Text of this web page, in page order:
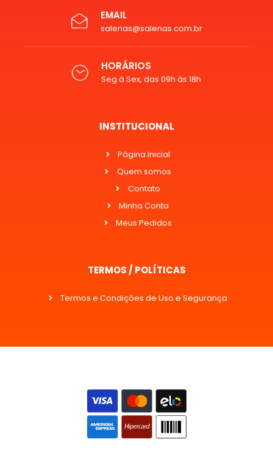
EMAIL
salenas@salenas.com.br
HORÁRIOS
Seg à Sex, das 09h às 18h
INSTITUCIONAL
Página Inicial
Quem somos
Contato
Minha Conta
Meus Pedidos
TERMOS / POLÍTICAS
Termos e Condições de Uso e Segurança